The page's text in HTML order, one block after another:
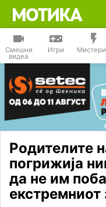
Смешни
видеа
Игри
Родителите
погрижија
да не им
екстремниот